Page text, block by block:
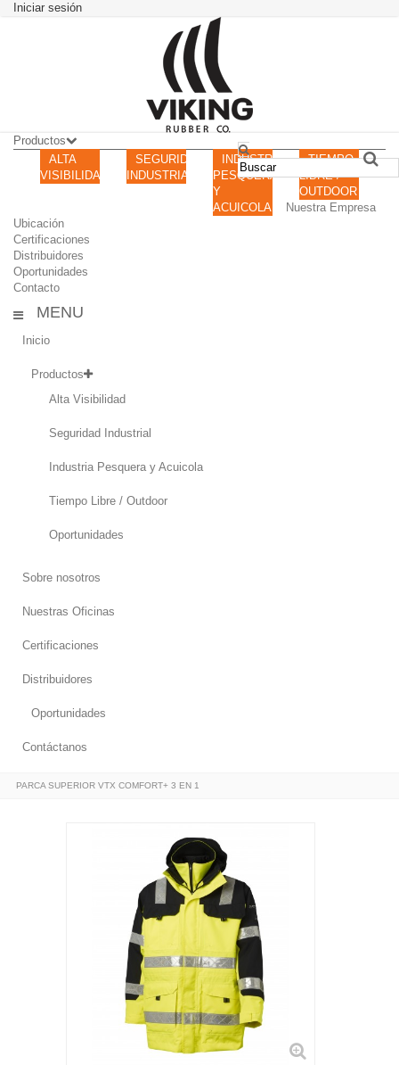
Iniciar sesión
Productos
ALTA
VISIBILIDAD
SEGURIDAD
INDUSTRIAL
INDUSTRIA
PESQUERA
Y
ACUICOLA
TIEMPO
LIBRE /
OUTDOOR
Nuestra Empresa
Ubicación
Certificaciones
Distribuidores
Oportunidades
Contacto
MENU
Inicio
Productos
Alta Visibilidad
Seguridad Industrial
Industria Pesquera y Acuicola
Tiempo Libre / Outdoor
Oportunidades
Sobre nosotros
Nuestras Oficinas
Certificaciones
Distribuidores
Oportunidades
Contáctanos
PARCA SUPERIOR VTX COMFORT+ 3 EN 1